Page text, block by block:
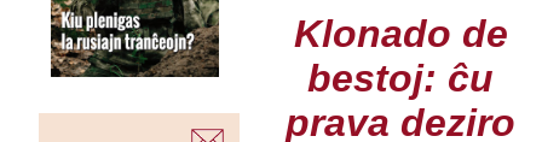
Klonado de
bestoj: ĉu
prava deziro